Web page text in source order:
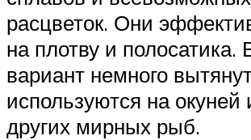
расцветок. Они
на плотву и полосатика.
вариант немного
используются на окуней
других мирных рыб.